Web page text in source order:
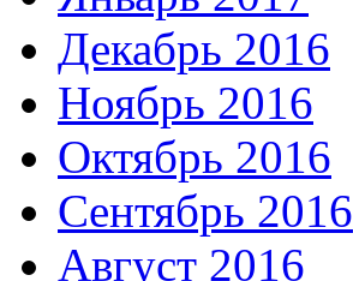
Декабрь 2016
Ноябрь 2016
Октябрь 2016
Сентябрь 2016
Август 2016